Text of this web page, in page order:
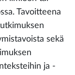
Tavoitteena
sekä
ja -